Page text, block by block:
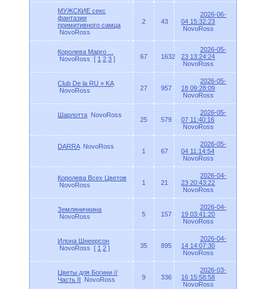
МУЖСКИЕ секс
фантазии
примитивного самца
NovoRoss
2 43
2026-06-
04 15:32:23
NovoRoss
Королева Марго ...
NovoRoss
[ 1 2 3 ] 67 1632
2026-05-
23 13:24:24
NovoRoss
Club De la RU » KA
NovoRoss
27 957
2026-05-
18 09:28:09
NovoRoss
Шарлотта NovoRoss
25 579
2026-05-
07 11:40:16
NovoRoss
DARRA NovoRoss
1 67
2026-05-
04 11:14:54
NovoRoss
Королева Всех Цветов
NovoRoss
1 21
2026-04-
23 20:43:22
NovoRoss
Земляничкина
NovoRoss
5 157
2026-04-
19 03:41:20
NovoRoss
Илона Шнеерсон
NovoRoss
[ 1 2 ] 35 895
2026-04-
14 14:07:30
NovoRoss
Цветы для Богини //
Часть II
NovoRoss 9 336
2026-03-
16 15:58:58
NovoRoss